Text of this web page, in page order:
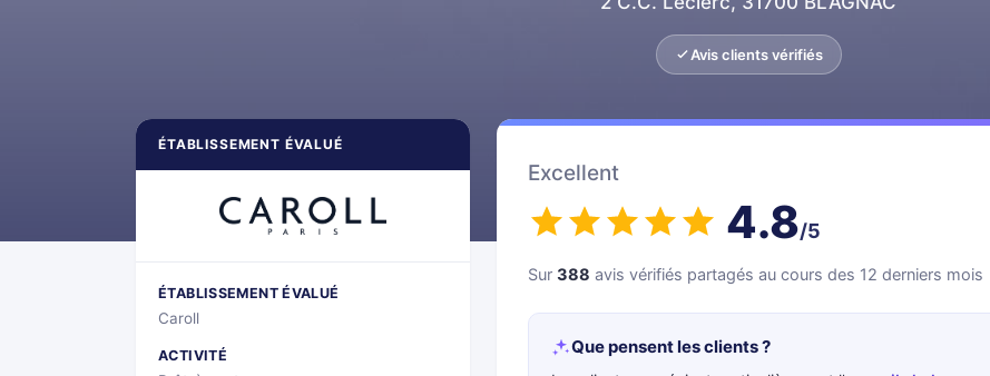
Avis clients vérifiés
ÉTABLISSEMENT ÉVALUÉ
ÉTABLISSEMENT ÉVALUÉ
Caroll
ACTIVITÉ
Excellent
4.8/5
Sur 388 avis vérifiés partagés au cours des 12 derniers mois
Que pensent les clients ?